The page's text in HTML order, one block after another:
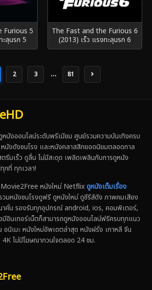
Furious 5
ะลุนรก 5
The Fast and the Furious 6
(2013) เร็ว แรงทะลุนรก 6
2 3 … 81
นังออนไลน์ระดับพรีเมียม ศูนย์รวมความบันเทิงครบ
นังดังชนโรง และหนังคลาสสิกยอดนิยมตลอดกาล
รีมเร็ว ดูลื่น ไม่มีสะดุด เพลิดเพลินกับการดูหนัง
ที่ ทุกเวลา!
หนังใหม่ Netflixดูหนังเต็มเรื่อง
มหนังชนโรงดูฟรี ดูหนังใหม่ ดูซีรีส์ดัง ภาพคมเสียง
าคั่น รองรับทุกอุปกรณ์ android, ios, คอมพิเตอร์,
อินเทอร์เน็ตก็สามารถดูหนังออนไลน์ฟรีครบทุกแนว
อนิเมะ หนังใหม่อัพเดตล่าสุด หนังฝรั่ง เกาหลี จีน
ไม่มีโฆษณากวนใจตลอด 24 ชม.